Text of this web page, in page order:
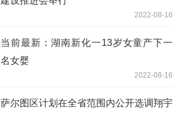
2022-08-16
当前最新：湖南新化一13岁女童产下一
名女婴
2022-08-16
萨尔图区计划在全省范围内公开选调翔宇